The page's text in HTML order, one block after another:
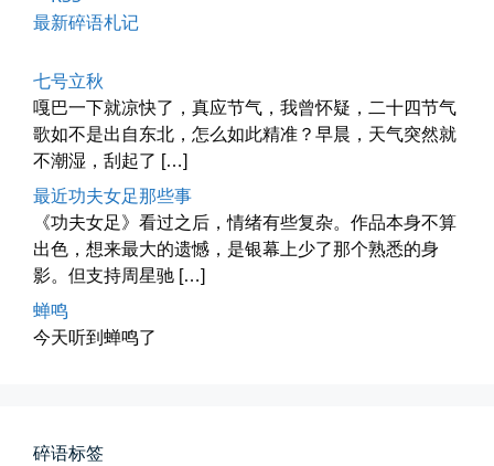
四月物语
车窗外的风景，辽宁家乡的草木新...
📅 04-29 20:49 👤 Zairun
最新碎语札记
七号立秋
嘎巴一下就凉快了，真应节气，我曾怀疑，二十四节气
歌如不是出自东北，怎么如此精准？早晨，天气突然就
不潮湿，刮起了 […]
最近功夫女足那些事
《功夫女足》看过之后，情绪有些复杂。作品本身不算
出色，想来最大的遗憾，是银幕上少了那个熟悉的身
影。但支持周星驰 […]
蝉鸣
今天听到蝉鸣了
碎语标签